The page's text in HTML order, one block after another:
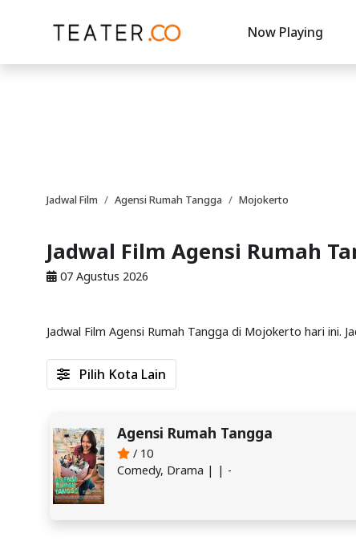
Now Playing
Jadwal Film Agensi Rumah Tangga Mojokerto
Jadwal Film Agensi Rumah
07 Agustus 2026
Jadwal Film Agensi Rumah Tangga di Mojokerto hari ini.
Agensi Rumah Tangga
/ 10
Comedy, Drama | | -
Pilih Kota Lain